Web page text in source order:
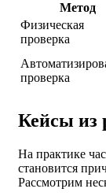
Метод
Физическая
проверка
проверка
Кейсы из
На практике
становится
Рассмотрим